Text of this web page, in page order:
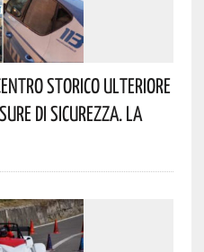
Storico Ulteriore
Di Sicurezza. La